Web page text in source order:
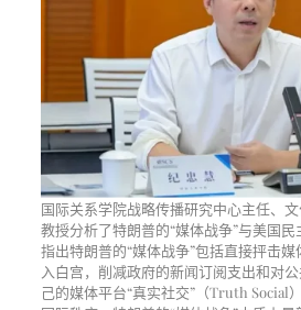
国际关系学院战略传播研究中心主任、
教授分析了特朗普的“媒体战争”与美国民
指出特朗普的“媒体战争”包括直接抨击
入白宫，削减政府的新闻订阅支出和对
己的媒体平台“真实社交”（Truth Social